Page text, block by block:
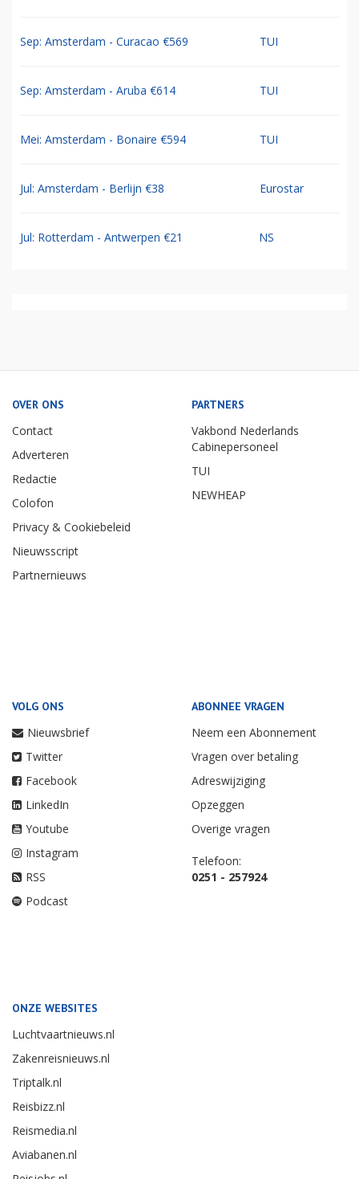
Sep: Amsterdam - Curacao €569 TUI
Sep: Amsterdam - Aruba €614 TUI
Mei: Amsterdam - Bonaire €594 TUI
Jul: Amsterdam - Berlijn €38 Eurostar
Jul: Rotterdam - Antwerpen €21 NS
OVER ONS
Contact
Adverteren
Redactie
Colofon
Privacy & Cookiebeleid
Nieuwsscript
Partnernieuws
PARTNERS
Vakbond Nederlands
Cabinepersoneel
TUI
NEWHEAP
VOLG ONS
Nieuwsbrief
Twitter
Facebook
LinkedIn
Youtube
Instagram
RSS
Podcast
ABONNEE VRAGEN
Neem een Abonnement
Vragen over betaling
Adreswijziging
Opzeggen
Overige vragen
Telefoon:
0251 - 257924
ONZE WEBSITES
Luchtvaartnieuws.nl
Zakenreisnieuws.nl
Triptalk.nl
Reisbizz.nl
Reismedia.nl
Aviabanen.nl